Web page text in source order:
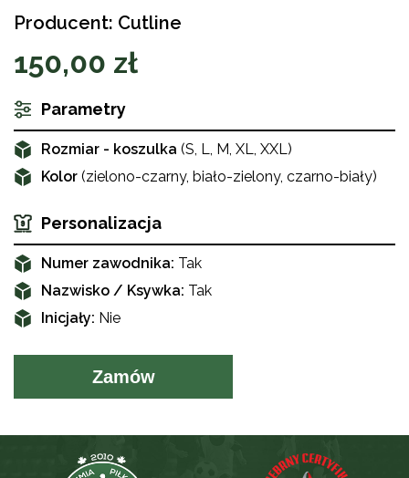
Producent: Cutline
150,00 zł
Parametry
Rozmiar - koszulka (S, L, M, XL, XXL)
Kolor (zielono-czarny, biało-zielony, czarno-biały)
Personalizacja
Numer zawodnika: Tak
Nazwisko / Ksywka: Tak
Inicjały: Nie
Zamów